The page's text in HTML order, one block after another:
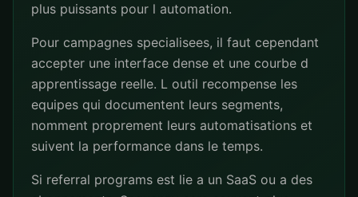
plus puissants pour l automation.
Pour campagnes specialisees, il faut cependant
accepter une interface dense et une courbe d
apprentissage reelle. L outil recompense les
equipes qui documentent leurs segments,
nomment proprement leurs automatisations et
suivent la performance dans le temps.
Si referral programs est lie a un SaaS ou a des